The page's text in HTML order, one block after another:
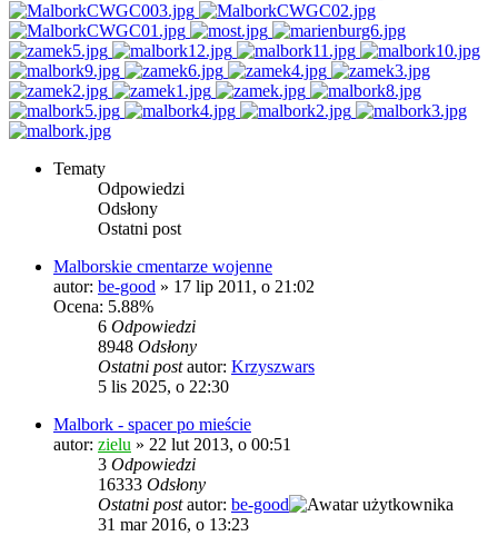
Tematy
Odpowiedzi
Odsłony
Ostatni post
Malborskie cmentarze wojenne
autor: be-good » 17 lip 2011, o 21:02
Ocena: 5.88%
6 Odpowiedzi
8948 Odsłony
Ostatni postautor: Krzyszwars
5 lis 2025, o 22:30
Malbork - spacer po mieście
autor: zielu » 22 lut 2013, o 00:51
3 Odpowiedzi
16333 Odsłony
Ostatni postautor: be-good
31 mar 2016, o 13:23